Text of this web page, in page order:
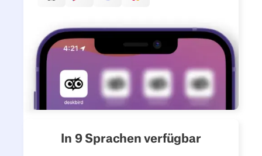
In 9 Sprachen verfügbar